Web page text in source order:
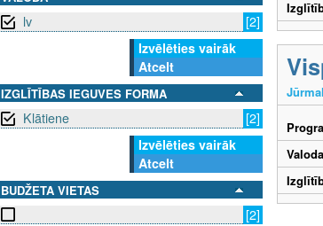
lv
[2]
Izvēlēties vairāk
Atcelt
IZGLĪTĪBAS IEGUVES FORMA
Klātiene
[2]
Izvēlēties vairāk
Atcelt
BUDŽETA VIETAS
[2]